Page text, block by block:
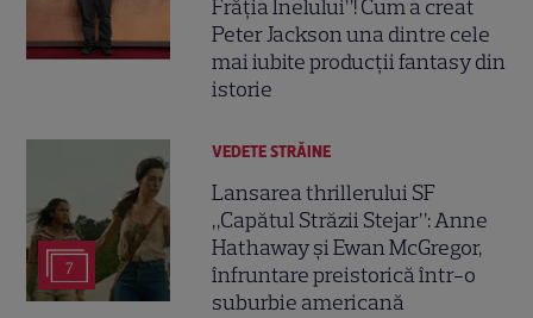
Frăția Inelului”! Cum a creat
Peter Jackson una dintre cele
mai iubite producții fantasy din
istorie
7
VEDETE STRĂINE
Lansarea thrillerului SF
„Capătul Străzii Stejar”: Anne
Hathaway și Ewan McGregor,
înfruntare preistorică într-o
suburbie americană